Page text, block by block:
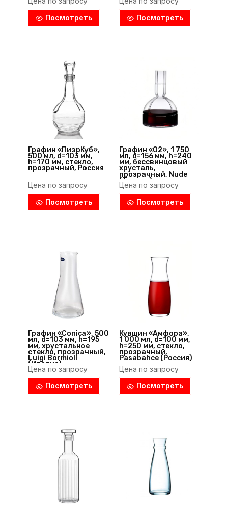
Посмотреть
Посмотреть
Графин «ПиэрКуб»,
500 мл, d=103 мм,
h=170 мм, стекло,
прозрачный, Россия
Цена по запросу
Посмотреть
Графин «О2», 1 750
мл, d=156 мм, h=240
мм, бессвинцовый
хрусталь,
прозрачный, Nude
(Турция)
Цена по запросу
Посмотреть
Графин «Conica», 500
мл, d=103 мм, h=195
мм, хрустальное
стекло, прозрачный,
Luigi Bormioli
(Италия)
Цена по запросу
Посмотреть
Кувшин «Амфора»,
1 000 мл, d=100 мм,
h=250 мм, стекло,
прозрачный,
Pasabahce (Россия)
Цена по запросу
Посмотреть